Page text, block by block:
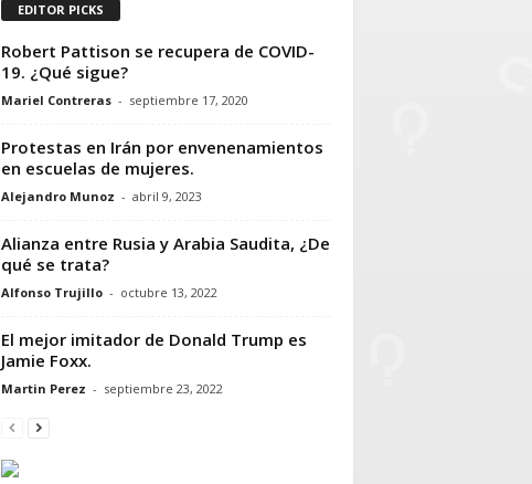
EDITOR PICKS
Robert Pattison se recupera de COVID-
19. ¿Qué sigue?
Mariel Contreras - septiembre 17, 2020
Protestas en Irán por envenenamientos
en escuelas de mujeres.
Alejandro Munoz - abril 9, 2023
Alianza entre Rusia y Arabia Saudita, ¿De
qué se trata?
Alfonso Trujillo - octubre 13, 2022
El mejor imitador de Donald Trump es
Jamie Foxx.
Martin Perez - septiembre 23, 2022